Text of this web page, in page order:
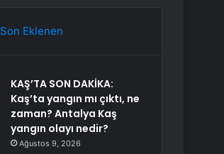
Son Eklenen
KAŞ’TA SON DAKİKA:
Kaş’ta yangın mı çıktı, ne
zaman? Antalya Kaş
yangın olayı nedir?
Ağustos 9, 2026